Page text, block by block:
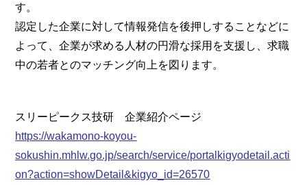
す。
認定した企業に対して情報発信を後押しすることなどに
よって、企業が求める人材の円滑な採用を支援し、求職
中の若者とのマッチング向上を図ります。
スリーピークス技研 企業紹介ページ
https://wakamono-koyou-
sokushin.mhlw.go.jp/search/service/portalkigyodetail.acti
on?action=showDetail&kigyo_id=26570